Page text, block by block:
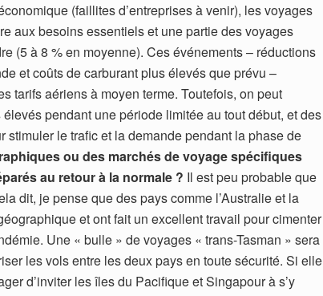
(faillites d’entreprises à venir), les voyages
aux besoins essentiels et une partie des voyages
(5 à 8 % en moyenne). Ces événements – réductions
et coûts de carburant plus élevés que prévu –
tarifs aériens à moyen terme. Toutefois, on peut
pendant une période limitée au tout début, et des
stimuler le trafic et la demande pendant la phase de
ou des marchés de voyage spécifiques
au retour à la normale ? Il est peu probable que
dit, je pense que des pays comme l’Australie et la
et ont fait un excellent travail pour cimenter
Une « bulle » de voyages « trans-Tasman » sera
les vols entre les deux pays en toute sécurité. Si elle
d’inviter les îles du Pacifique et Singapour à s’y